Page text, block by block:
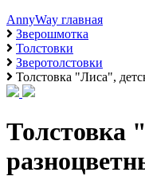
AnnyWay главная
Зверошмотка
Толстовки
Зверотолстовки
Толстовка "Лиса",
Толстовка